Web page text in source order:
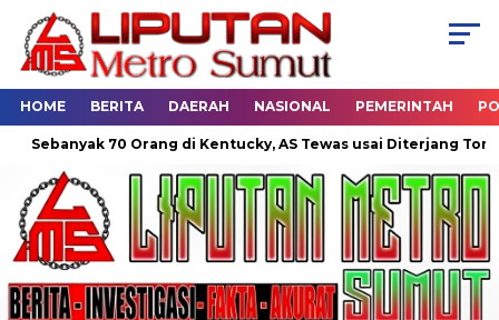
HOME BERITA DAERAH NASIONAL PEMERINTAH
70 Orang di Kentucky, AS Tewas usai Diterjang Tornado